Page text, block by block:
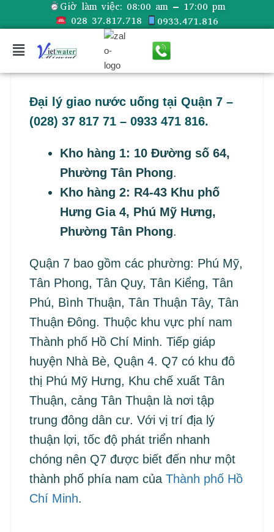
Giờ làm việc: 08:00 am – 17:00 pm
028 37.817.718
0933.471.816
Đại lý giao nước uống tại Quận 7 –
(028) 37 817 71 – 0933 471 816.
Kho hàng 1: 10 Đường số 64,
Phường Tân Phong.
Kho hàng 2: R4-43 Khu phố
Hưng Gia 4, Phú Mỹ Hưng,
Phường Tân Phong.
Quận 7 bao gồm các phường: Phú Mỹ,
Tân Phong, Tân Quy, Tân Kiểng, Tân
Phú, Bình Thuận, Tân Thuận Tây, Tân
Thuận Đông. Thuộc khu vực phí nam
Thành phố Hồ Chí Minh. Tiếp giáp
huyện Nhà Bè, Quận 4. Q7 có khu đô
thị Phú Mỹ Hưng, Khu chế xuất Tân
Thuận, cảng Tân Thuận là nơi tập
trung đông dân cư. Với vị trí địa lý
thuận lợi, tốc độ phát triển nhanh
chóng nên Q7 được biết đến như một
thành phố phía nam củaThành phố Hồ
Chí Minh.